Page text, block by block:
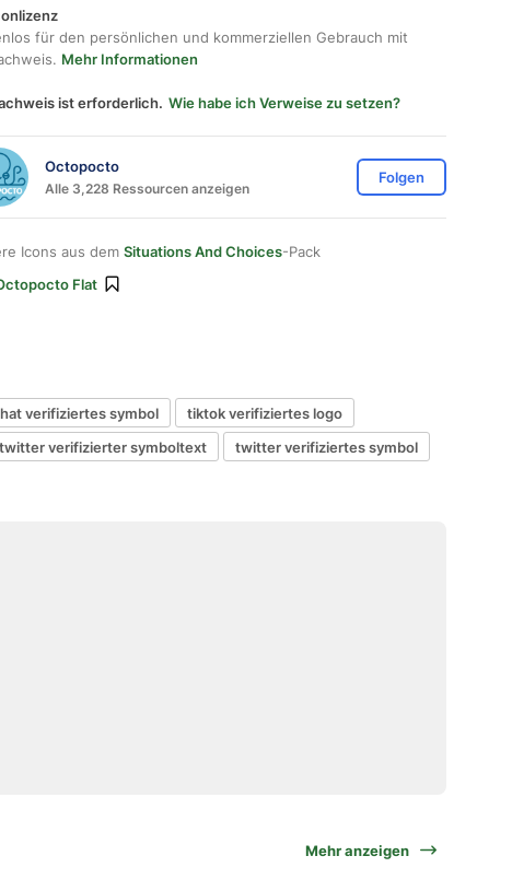
für den persönlichen und kommerziellen Gebrauch mit
Mehr Informationen
ist erforderlich. Wie habe ich Verweise zu setzen?
Octopocto
Alle 3,228 Ressourcen anzeigen
Folgen
Icons aus dem Situations And Choices-Pack
Flat
verifiziertes symbol
tiktok verifiziertes logo
twitter verifizierter symboltext
twitter verifiziertes symbol
Mehr anzeigen